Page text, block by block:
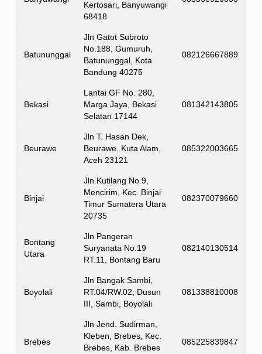
Kertosari, Banyuwangi
68418
Batununggal
Jln Gatot Subroto
No.188, Gumuruh,
Batununggal, Kota
Bandung 40275
082126667889
Bekasi
Lantai GF No. 280,
Marga Jaya, Bekasi
Selatan 17144
081342143805
Beurawe
Jln T. Hasan Dek,
Beurawe, Kuta Alam,
Aceh 23121
085322003665
Binjai
Jln Kutilang No.9,
Mencirim, Kec. Binjai
Timur Sumatera Utara
20735
082370079660
Bontang
Utara
Jln Pangeran
Suryanata No.19
RT.11, Bontang Baru
082140130514
Boyolali
Jln Bangak Sambi,
RT.04/RW.02, Dusun
III, Sambi, Boyolali
081338810008
Brebes
Jln Jend. Sudirman,
Kleben, Brebes, Kec.
Brebes, Kab. Brebes
085225839847